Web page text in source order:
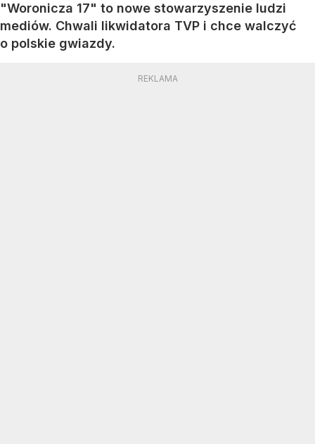
"Woronicza 17" to nowe stowarzyszenie ludzi
mediów. Chwali likwidatora TVP i chce walczyć
o polskie gwiazdy.